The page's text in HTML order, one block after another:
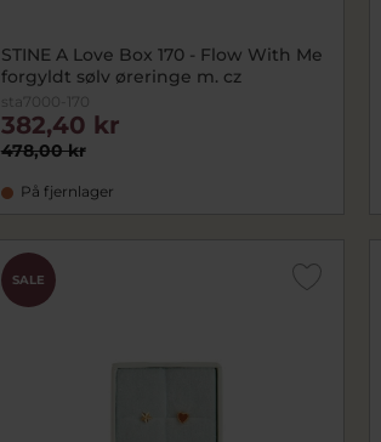
STINE A Love Box 170 - Flow With Me
forgyldt sølv øreringe m. cz
sta7000-170
478,00 kr
382,40 kr
På fjernlager
SALE